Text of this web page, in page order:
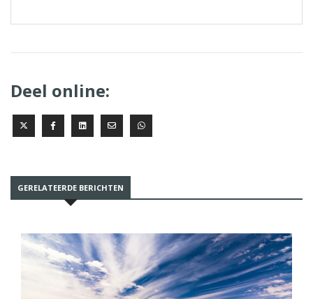
Deel online:
GERELATEERDE BERICHTEN